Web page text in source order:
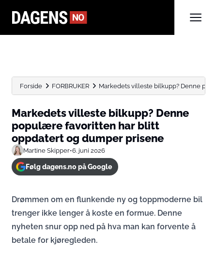
Forside FORBRUKER Markedets villeste bilkupp? Denne
Markedets villeste bilkupp? Denne
populære favoritten har blitt
oppdatert og dumper prisene
Martine Skipper•6. juni 2026
Følg dagens.no på Google
Drømmen om en flunkende ny og toppmoderne bil
trenger ikke lenger å koste en formue. Denne
nyheten snur opp ned på hva man kan forvente å
betale for kjøregleden.